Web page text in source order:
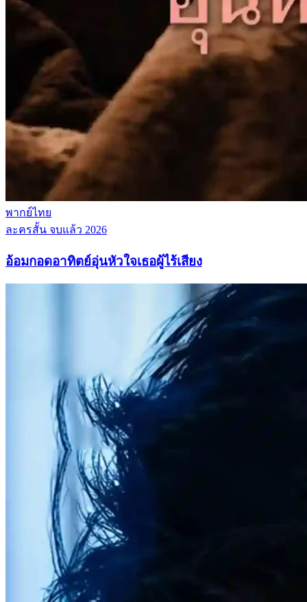
พากย์ไทย
ละครสั้น จบแล้ว 2026
อ้อมกอดอาทิตย์อุ่นหัวใจเธอผู้ไร้เสียง